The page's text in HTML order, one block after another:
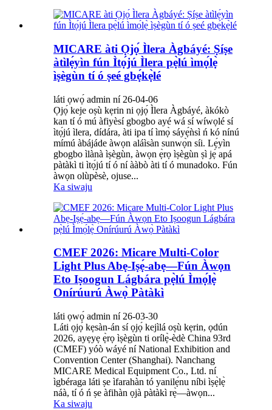
MICARE àti Ọjọ́ Ìlera Àgbáyé: Ṣíṣe
àtìlẹ́yìn fún Ìtọ́jú Ìlera pẹ̀lú ìmọ́lẹ̀
ìṣègùn tí ó ṣeé gbẹ́kẹ̀lé
láti ọwọ́ admin ní 26-04-06
Ọjọ́ keje oṣù kẹrin ni ọjọ́ Ìlera Àgbáyé, àkókò
kan tí ó mú àfiyèsí gbogbo ayé wá sí wíwọlé sí
ìtọ́jú ìlera, dídára, àti ipa tí ìmọ̀ sáyẹ́ǹsì ń kó nínú
mímú àbájáde àwọn aláìsàn sunwọ̀n síi. Lẹ́yìn
gbogbo ìlànà ìṣègùn, àwọn ẹ̀rọ ìṣègùn ṣì jẹ́ apá
pàtàkì ti ìtọ́jú tí ó ní ààbò àti tí ó munadoko. Fún
àwọn olùpèsè, ojuse...
Ka siwaju
CMEF 2026: Micare Multi-Color
Light Plus Abẹ-Iṣẹ́-abẹ—Fún Àwọn
Eto Iṣoogun Lágbára pẹ̀lú Ìmọ́lẹ̀
Onírúurú Àwọ̀ Pàtàkì
láti ọwọ́ admin ní 26-03-30
Láti ọjọ́ kẹsàn-án sí ọjọ́ kejìlá oṣù kẹrin, ọdún
2026, ayẹyẹ ẹ̀rọ ìṣègùn ti orílẹ̀-èdè China 93rd
(CMEF) yóò wáyé ní National Exhibition and
Convention Center (Shanghai). Nanchang
MICARE Medical Equipment Co., Ltd. ní
ìgbéraga láti ṣe ìfarahàn tó yanilẹ́nu níbi ìṣẹ̀lẹ̀
náà, tí ó ń ṣe àfihàn ọjà pàtàkì rẹ̀—àwọn...
Ka siwaju